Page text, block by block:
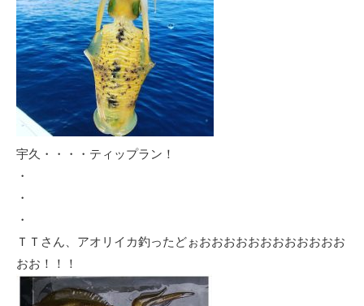
宇久・・・・ティップラン！
・
・
・
ＴＴさん、アオリイカ釣ったどぉおおおおおおおおおおおお
おお！！！